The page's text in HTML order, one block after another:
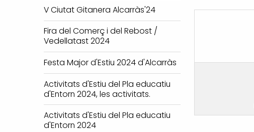
V Ciutat Gitanera Alcarràs'24
Fira del Comerç i del Rebost /
Vedellatast 2024
Festa Major d'Estiu 2024 d'Alcarràs
Activitats d'Estiu del Pla educatiu
d'Entorn 2024, les activitats.
Activitats d'Estiu del Pla educatiu
d'Entorn 2024